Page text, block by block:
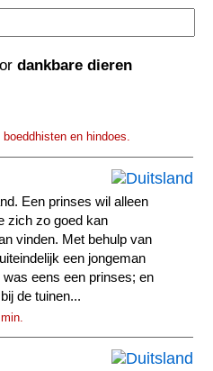
dankbare dieren
en hindoes.
Een prinses wil alleen
zich zo goed kan
vinden. Met behulp van
een jongeman
eens een prinses; en
de tuinen...